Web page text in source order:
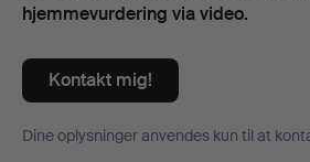
hjemmevurdering via video.
Kontakt mig!
Dine oplysninger anvendes kun til at